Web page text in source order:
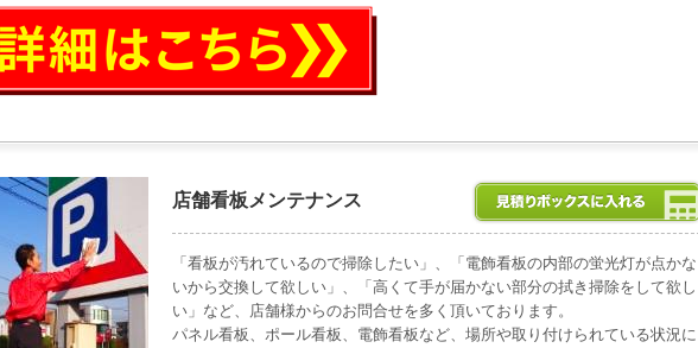
店舗看板メンテナンス
「看板が汚れているので掃除したい」、「電飾看板の内部の蛍光灯が点かな
いから交換して欲しい」、「高くて手が届かない部分の拭き掃除をして欲し
い」など、店舗様からのお問合せを多く頂いております。
パネル看板、ポール看板、電飾看板など、場所や取り付けられている状況に